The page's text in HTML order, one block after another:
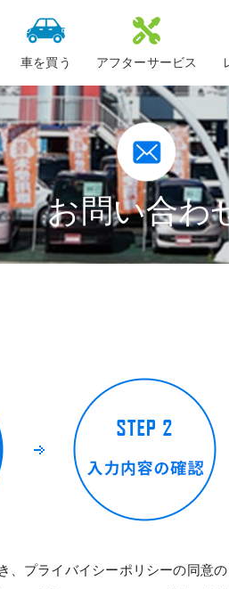
て
車を買う
新車
古車・未使用車
アフターサービス
整備・修理
鈑金
ロードサービス
お問い合わ
、プライバイシーポリシーの同意